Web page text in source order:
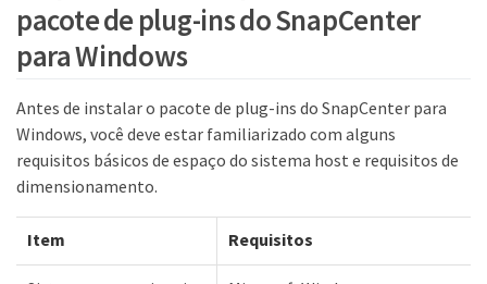
pacote de plug-ins do SnapCenter
para Windows
Antes de instalar o pacote de plug-ins do SnapCenter para
Windows, você deve estar familiarizado com alguns
requisitos básicos de espaço do sistema host e requisitos de
dimensionamento.
Item Requisitos